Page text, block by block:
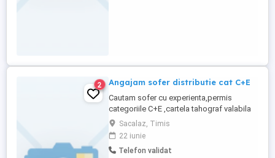
2 Angajam sofer distributie cat C+E
Cautam sofer cu experienta,permis
categoriile C+E ,cartela tahograf valabila
pt distributie marfa din Sacalaz. Jud
Timis va avea ca sarcini : - preluare marfa
si livrare catre clienti -aprovizionare cu
marfa. Disponibilitate imediata. Salar intre
Sacalaz, Timis
22 iunie
Telefon validat